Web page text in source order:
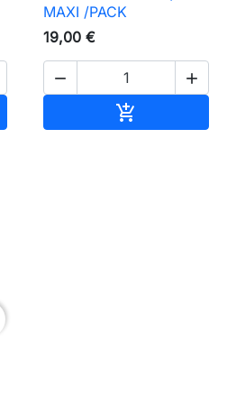
MAXI /PACK
19,00 €
 
